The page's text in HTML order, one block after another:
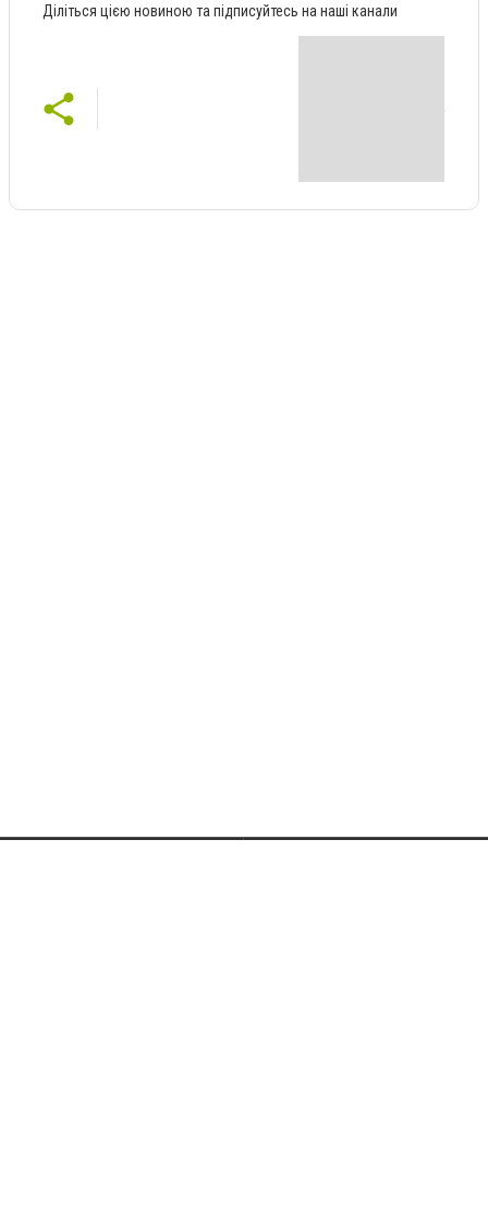
Діліться цією новиною та підписуйтесь на наші канали